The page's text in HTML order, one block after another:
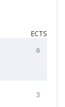
ECTS
6
3